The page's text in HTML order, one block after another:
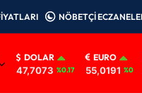
NÖBETÇİ
DOLAR
47,7073 %0.17
EURO
55,0191 %0